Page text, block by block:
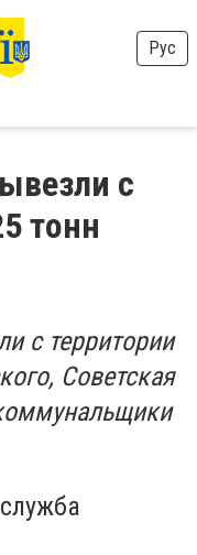
Рус
с
тонн
с территории
Советская